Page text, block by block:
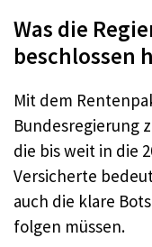
Was die
beschlossen
Mit dem
Bundesregierung
die bis weit in die
Versicherte
auch die klare
folgen müssen.